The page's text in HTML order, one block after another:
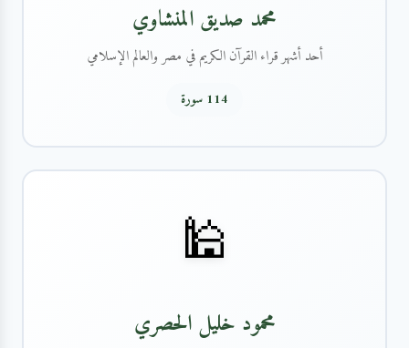
محمد صديق المنشاوي
أحد أشهر قراء القرآن الكريم في مصر والعالم الإسلامي
114 سورة
🕌
محمود خليل الحصري